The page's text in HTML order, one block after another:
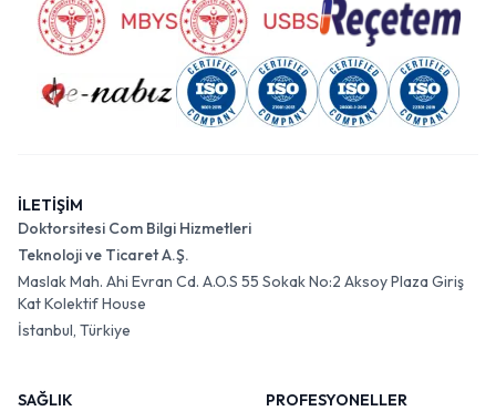
İLETİŞİM
Doktorsitesi Com Bilgi Hizmetleri
Teknoloji ve Ticaret A.Ş.
Maslak Mah. Ahi Evran Cd. A.O.S 55 Sokak No:2 Aksoy Plaza Giriş
Kat Kolektif House
İstanbul, Türkiye
SAĞLIK
PROFESYONELLER